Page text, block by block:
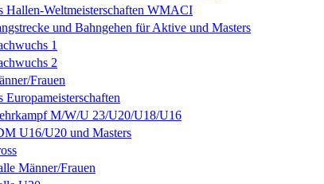
Hallen-Weltmeisterschaften WMACI
und Bahngehen für Aktive und Masters
1
2
Frauen
Europameisterschaften
M/W/U 23/U20/U18/U16
U16/U20 und Masters
Männer/Frauen